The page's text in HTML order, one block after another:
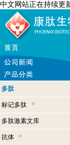
中文网站正在持续更
多肽
标记多肽
多肽激素文库
抗体